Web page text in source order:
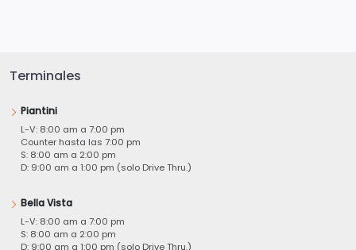
Terminales
Piantini
L-V: 8:00 am a 7:00 pm
Counter hasta las 7:00 pm
S: 8:00 am a 2:00 pm
D: 9:00 am a 1:00 pm (solo Drive Thru.)
Bella Vista
L-V: 8:00 am a 7:00 pm
S: 8:00 am a 2:00 pm
D: 9:00 am a 1:00 pm (solo Drive Thru.)